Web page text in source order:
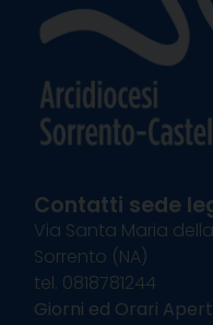
Contatti sede
Via Santa Maria
Sorrento (NA)
tel. 0818781244
Giorni ed Orari